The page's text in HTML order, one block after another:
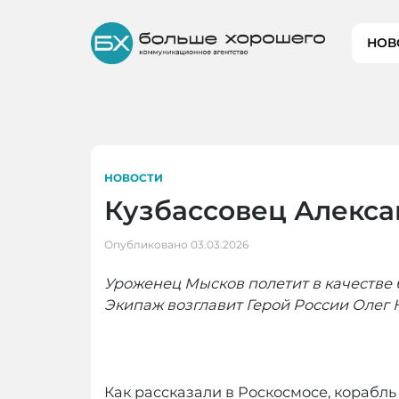
НОВОСТИ
Кузбассовец
Опубликовано 03.03.2026
Уроженец Мысков полетит в
Экипаж возглавит Герой России Олег
Как рассказали в Роскосмосе,